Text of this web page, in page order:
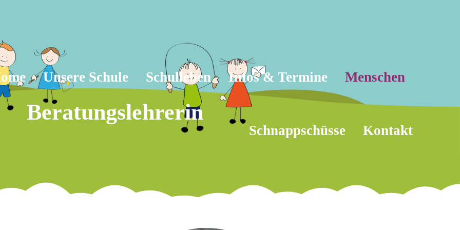
Unsere Schule Schulleben Infos & Termine Menschen
Schnappschüsse Kontakt
Beratungslehrerin